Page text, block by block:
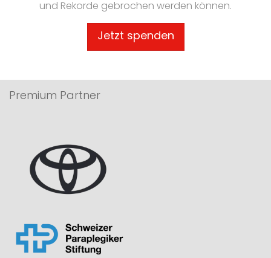
und Rekorde gebrochen werden können.
Jetzt spenden
Premium Partner